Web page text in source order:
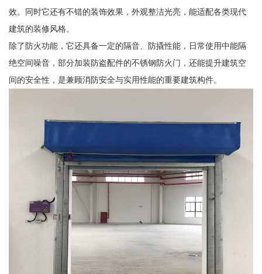
效。同时它还有不错的装饰效果，外观整洁光亮，能适配各类现代
建筑的装修风格。
除了防火功能，它还具备一定的隔音、防撬性能，日常使用中能隔
绝空间噪音，部分加装防盗配件的不锈钢防火门，还能提升建筑空
间的安全性，是兼顾消防安全与实用性能的重要建筑构件。